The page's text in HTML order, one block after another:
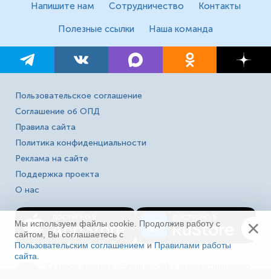
Напишите нам Сотрудничество Контакты
Полезные ссылки Наша команда
Пользовательское соглашение
Соглашение об ОПД
Правила сайта
Политика конфиденциальности
Реклама на сайте
Поддержка проекта
О нас
Мы используем файлы cookie. Продолжив работу с
сайтом, Вы соглашаетесь с
Пользовательским соглашением и Правилами работы
сайта
×